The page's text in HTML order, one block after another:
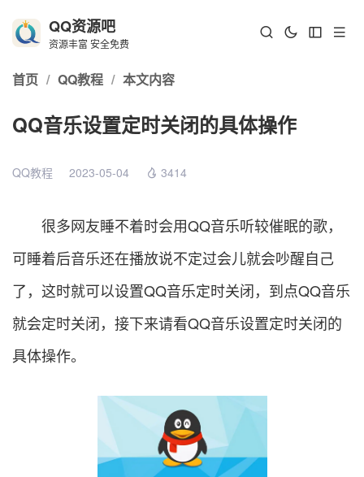
QQ资源吧
资源丰富 安全免费
首页 / QQ教程 / 本文内容
QQ音乐设置定时关闭的具体操作
QQ教程 2023-05-04 3414
很多网友睡不着时会用QQ音乐听较催眠的歌，
可睡着后音乐还在播放说不定过会儿就会吵醒自己
了，这时就可以设置QQ音乐定时关闭，到点QQ音乐
就会定时关闭，接下来请看QQ音乐设置定时关闭的
具体操作。